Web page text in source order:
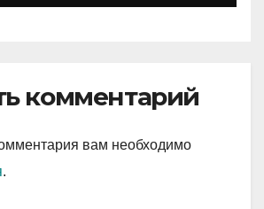
комментарий
вам необходимо
.